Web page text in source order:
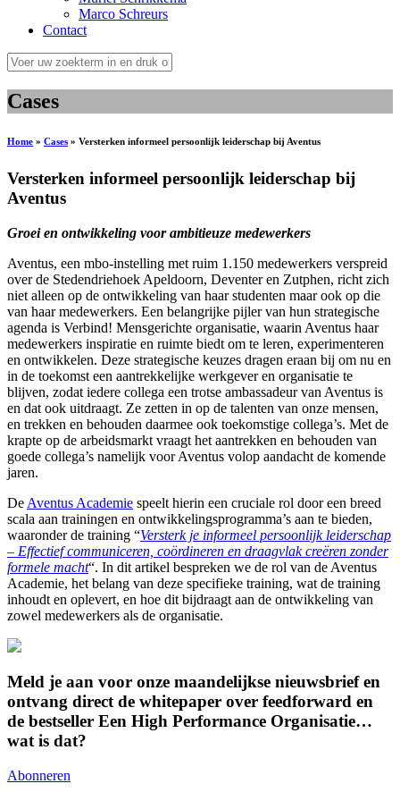
Marco Schreurs
Contact
Cases
Home » Cases » Versterken informeel persoonlijk leiderschap bij Aventus
Versterken informeel persoonlijk leiderschap bij
Aventus
Groei en ontwikkeling voor ambitieuze medewerkers
Aventus, een mbo-instelling met ruim 1.150 medewerkers verspreid
over de Stedendriehoek Apeldoorn, Deventer en Zutphen, richt zich
niet alleen op de ontwikkeling van haar studenten maar ook op die
van haar medewerkers. Een belangrijke pijler van hun strategische
agenda is Verbind! Mensgerichte organisatie, waarin Aventus haar
medewerkers inspiratie en ruimte biedt om te leren, experimenteren
en ontwikkelen. Deze strategische keuzes dragen eraan bij om nu en
in de toekomst een aantrekkelijke werkgever en organisatie te
blijven, zodat iedere collega een trotse ambassadeur van Aventus is
en dat ook uitdraagt. Ze zetten in op de talenten van onze mensen,
en trekken en behouden daarmee ook toekomstige collega’s. Met de
krapte op de arbeidsmarkt vraagt het aantrekken en behouden van
goede collega’s namelijk voor Aventus volop aandacht de komende
jaren.
De Aventus Academie speelt hierin een cruciale rol door een breed
scala aan trainingen en ontwikkelingsprogramma’s aan te bieden,
waaronder de training “Versterk je informeel persoonlijk leiderschap
– Effectief communiceren, coördineren en draagvlak creëren zonder
formele macht“. In dit artikel bespreken we de rol van de Aventus
Academie, het belang van deze specifieke training, wat de training
inhoudt en oplevert, en hoe dit bijdraagt aan de ontwikkeling van
zowel medewerkers als de organisatie.
Meld je aan voor onze maandelijkse nieuwsbrief en
ontvang direct de whitepaper over feedforward en
de bestseller Een High Performance Organisatie…
wat is dat?
Abonneren